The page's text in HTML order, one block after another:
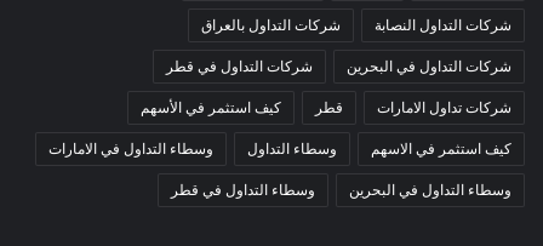
شركات التداول النصابة شركات التداول بالعراق
شركات التداول في البحرين شركات التداول في قطر
شركات تداول الامارات قطر كيف استثمر في الأسهم
كيف استثمر في الاسهم وسطاء التداول وسطاء التداول في الامارات
وسطاء التداول في البحرين وسطاء التداول في قطر